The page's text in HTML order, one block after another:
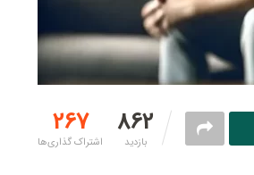
267
اشتراک گذاری‌ها
862
بازدید